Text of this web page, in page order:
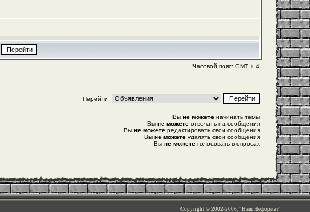
Часовой пояс: GMT + 4
Перейти:
Вы не можетеначинать темы
Вы не можетеотвечать на сообщения
Вы не можетередактировать свои сообщения
Вы не можетеудалять свои сообщения
Вы не можетеголосовать в опросах
Copyright © 2002-2006, "Наш Неформат"